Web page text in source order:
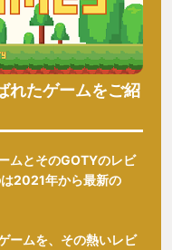
れたゲームをご紹
ムとそのGOTYのレビ
2021年から最新の
ームを、その熱いレビ